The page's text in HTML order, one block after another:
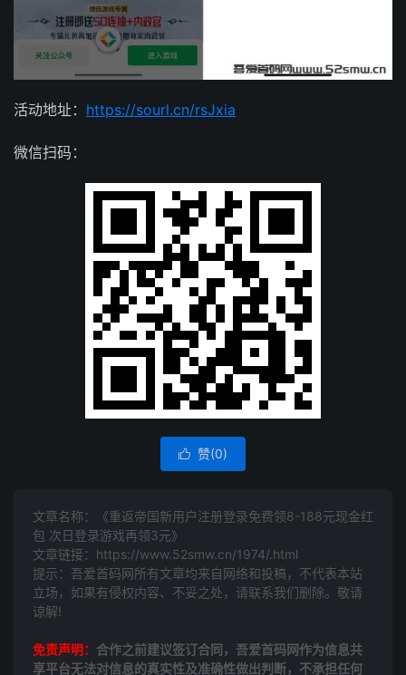
活动地址： https://sourl.cn/rsJxia
微信扫码：
 赞(0)
文章名称：《重返帝‪国新用户注‪册登录免费领8-188元现金红‪
包 次日登‪录游戏再领3元》
文章链接： https://www.52smw.cn/1974/.html
提示：吾爱首码网所有文章均来自网络和投稿，不代表本站
立场，如果有侵权内容、不妥之处，请联系我们删除。敬请
谅解!
免责声明： 合作之前建议签订合同，吾爱首码网作为信息共
享平台无法对信息的真实性及准确性做出判断，不承担任何